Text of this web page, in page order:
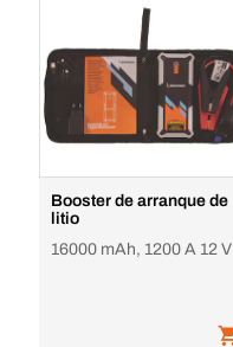
Booster de arranque de
litio
16000 mAh, 1200 A 12 V